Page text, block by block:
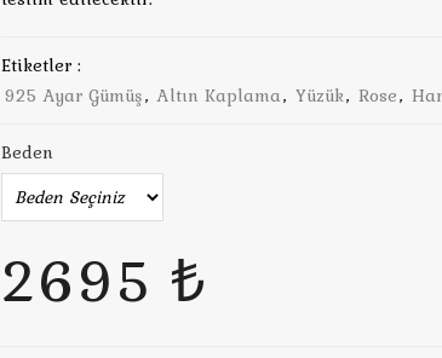
Etiketler :
925 Ayar Gümüş, Altın Kaplama, Yüzük, Rose,
Beden
2695 ₺